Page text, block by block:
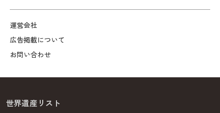
運営会社
広告掲載について
お問い合わせ
世界遺産リスト